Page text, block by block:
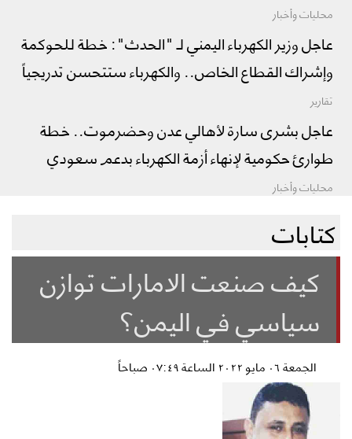
محليات وأخبار
عاجل وزير الكهرباء اليمني لـ "الحدث": خطة للحوكمة
وإشراك القطاع الخاص.. والكهرباء ستتحسن تدريجياً
تقارير
عاجل بشرى سارة لأهالي عدن وحضرموت.. خطة
طوارئ حكومية لإنهاء أزمة الكهرباء بدعم سعودي
محليات وأخبار
كتابات
كيف صنعت الامارات توازن
سياسي في اليمن؟
الجمعة ٠٦ مايو ٢٠٢٢ الساعة ٠٧:٤٩ صباحاً